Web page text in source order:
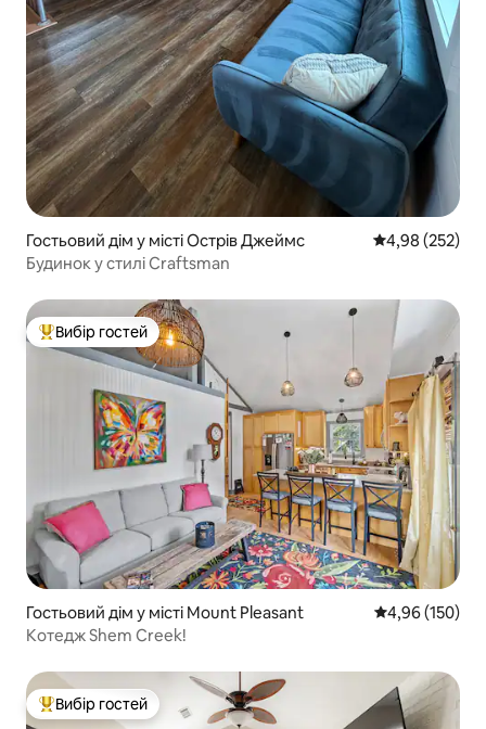
Гостьовий дім у місті Острів Джеймс Середня
4,98 (252)
Будинок у стилі Craftsman
Топ вибір гостей
Вибір гостей
Гостьовий дім у місті Mount Pleasant Середня
4,96 (150)
Котедж Shem Creek!
Топ вибір гостей
Вибір гостей